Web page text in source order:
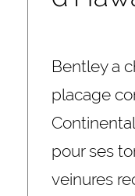
Bentley a
placage
pour ses
veinures